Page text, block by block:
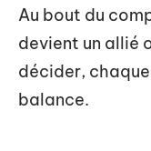
Au bout du
devient un allié
décider,
balance.